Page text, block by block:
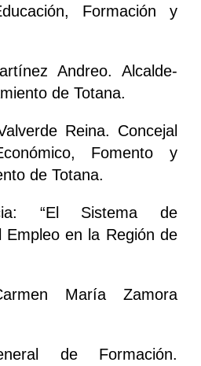
Formación y
Andreo. Alcalde-
de Totana.
Reina. Concejal
Fomento y
de Totana.
“El Sistema de
Empleo en la Región de
María Zamora
de Formación.